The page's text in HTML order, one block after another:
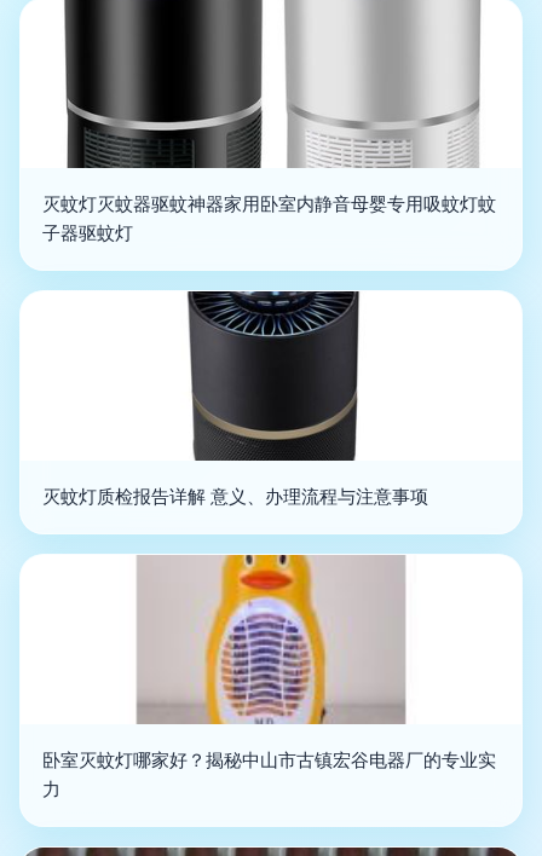
灭蚊灯灭蚊器驱蚊神器家用卧室内静音母婴专用吸蚊灯蚊
子器驱蚊灯
灭蚊灯质检报告详解 意义、办理流程与注意事项
卧室灭蚊灯哪家好？揭秘中山市古镇宏谷电器厂的专业实
力